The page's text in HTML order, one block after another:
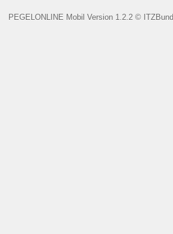
PEGELONLINE Mobil Version 1.2.2 ©